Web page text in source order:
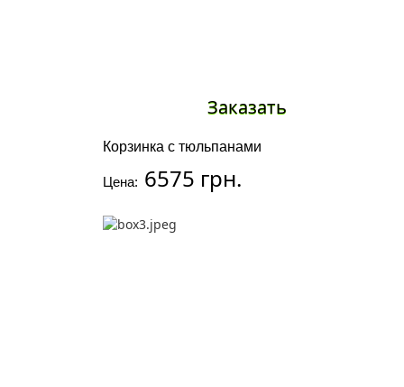
Корзинка с тюльпанами
Цена: 6575 грн.
Заказать